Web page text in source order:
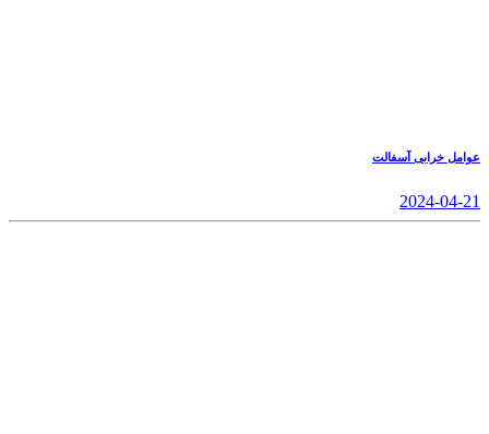
عوامل خرابی آسفالت
2024-04-21